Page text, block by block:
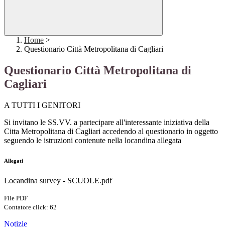
Home >
Questionario Città Metropolitana di Cagliari
Questionario Città Metropolitana di
Cagliari
A TUTTI I GENITORI
Si invitano le SS.VV. a partecipare all'interessante iniziativa della
Citta Metropolitana di Cagliari accedendo al questionario in oggetto
seguendo le istruzioni contenute nella locandina allegata
Allegati
Locandina survey - SCUOLE.pdf
File PDF
Contatore click: 62
Notizie